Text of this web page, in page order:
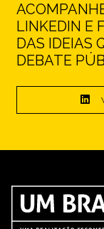
LINKEDIN E
DAS IDEIAS
DEBATE